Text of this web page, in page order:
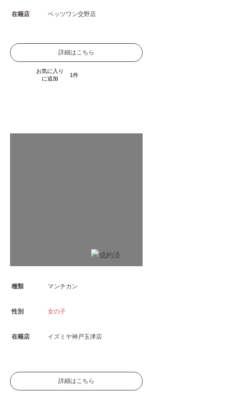
在籍店 ペッツワン交野店
詳細はこちら
お気に入り
に追加
1
種類 マンチカン
性別 女の子
在籍店 イズミヤ神戸玉津店
詳細はこちら